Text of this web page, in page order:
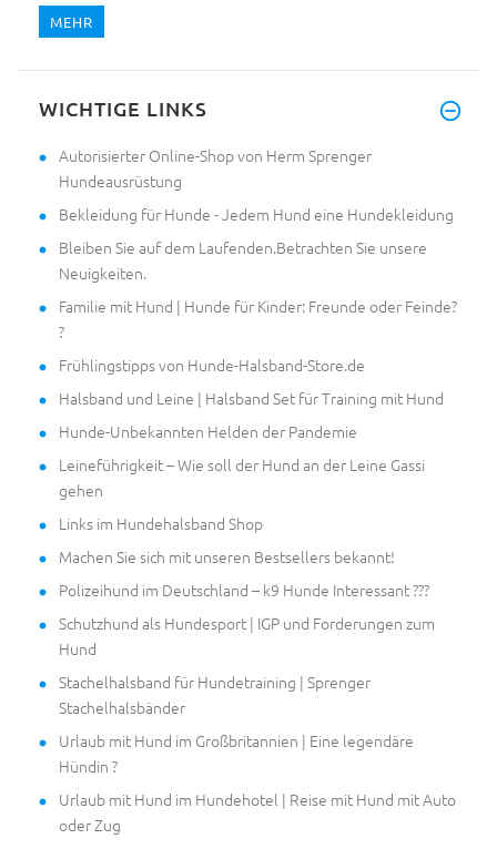
MEHR
WICHTIGE LINKS
Autorisierter Online-Shop von Herm Sprenger
Hundeausrüstung
Bekleidung für Hunde - Jedem Hund eine Hundekleidung
Bleiben Sie auf dem Laufenden.Betrachten Sie unsere
Neuigkeiten.
Familie mit Hund | Hunde für Kinder: Freunde oder Feinde?
?
Frühlingstipps von Hunde-Halsband-Store.de
Halsband und Leine | Halsband Set für Training mit Hund
Hunde-Unbekannten Helden der Pandemie
Leineführigkeit – Wie soll der Hund an der Leine Gassi
gehen
Links im Hundehalsband Shop
Machen Sie sich mit unseren Bestsellers bekannt!
Polizeihund im Deutschland – k9 Hunde Interessant ???
Schutzhund als Hundesport | IGP und Forderungen zum
Hund
Stachelhalsband für Hundetraining | Sprenger
Stachelhalsbänder
Urlaub mit Hund im Großbritannien | Eine legendäre
Hündin ?
Urlaub mit Hund im Hundehotel | Reise mit Hund mit Auto
oder Zug